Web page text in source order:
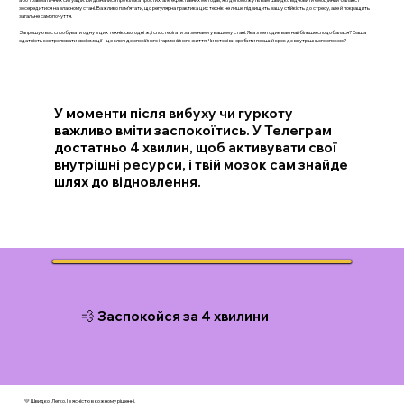
зосередитися на власному стані. Важливо пам’ятати, що регулярна практика цих технік не лише підвищить вашу стійкість до стресу, але й покращить
загальне самопочуття.
Запрошую вас спробувати одну з цих технік сьогодні ж, і спостерігати за змінами у вашому стані. Яка з методик вам найбільше сподобалася? Ваша
здатність контролювати свої емоції – це ключ до спокійного і гармонійного життя. Чи готові ви зробити перший крок до внутрішнього спокою?
У моменти після вибуху чи гуркоту
важливо вміти заспокоїтись. У Телеграм
достатньо 4 хвилин, щоб активувати свої
внутрішні ресурси, і твій мозок сам знайде
шлях до відновлення.
💨 Заспокойся за 4 хвилини
💛 Швидко. Легко. І з ясністю в кожному рішенні.